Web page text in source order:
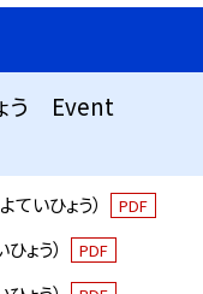
う Event
いひょう） PDF
ょう） PDF